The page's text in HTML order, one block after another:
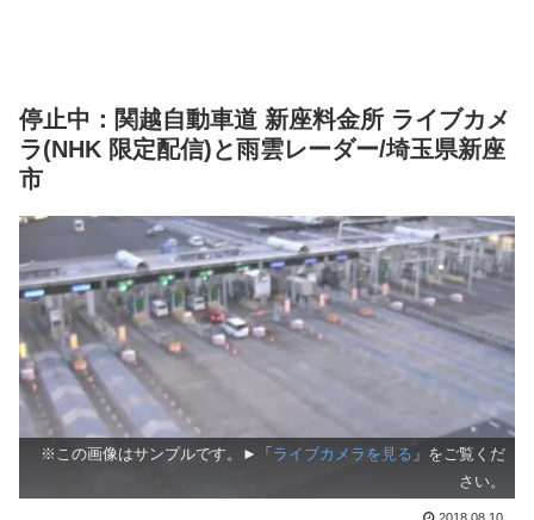
停止中：関越自動車道 新座料金所 ライブカメ
ラ(NHK 限定配信)と雨雲レーダー/埼玉県新座
市
※この画像はサンプルです。►「 ライブカメラを見る 」をご覧くだ
さい。